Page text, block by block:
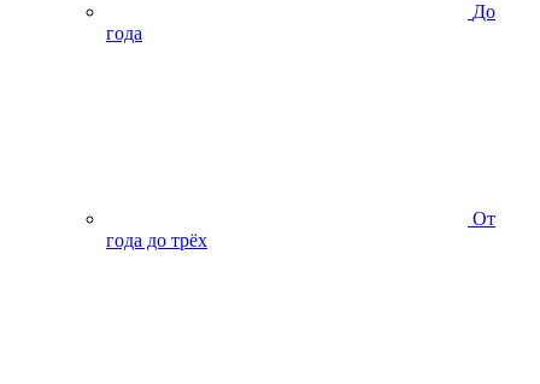
До
года
От
года до трёх